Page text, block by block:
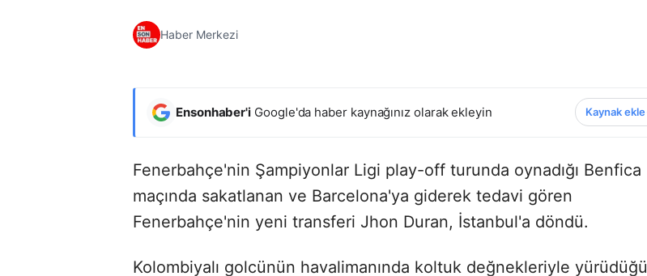
Haber Merkezi
Ensonhaber'i Google'da haber kaynağınız olarak ekleyin Kaynak ekle
Fenerbahçe'nin Şampiyonlar Ligi play-off turunda oynadığı Benfica
maçında sakatlanan ve Barcelona'ya giderek tedavi gören
Fenerbahçe'nin yeni transferi Jhon Duran, İstanbul'a döndü.
Kolombiyalı golcünün havalimanında koltuk değnekleriyle yürüdüğü